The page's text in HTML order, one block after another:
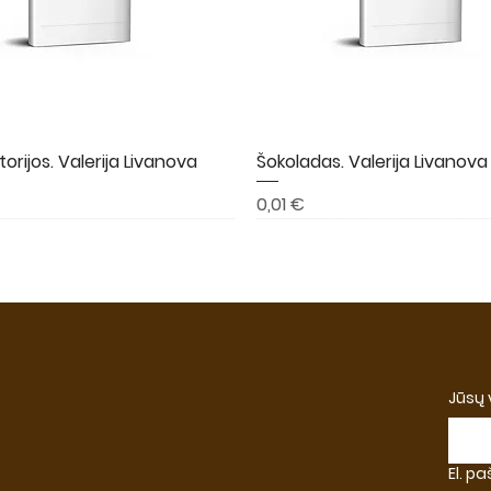
Greita peržiūra
Valerija Livanova
Greita peržiūra
Šokoladas. Valerija Livanova
Kaina
0,01 €
Jūsų
El.